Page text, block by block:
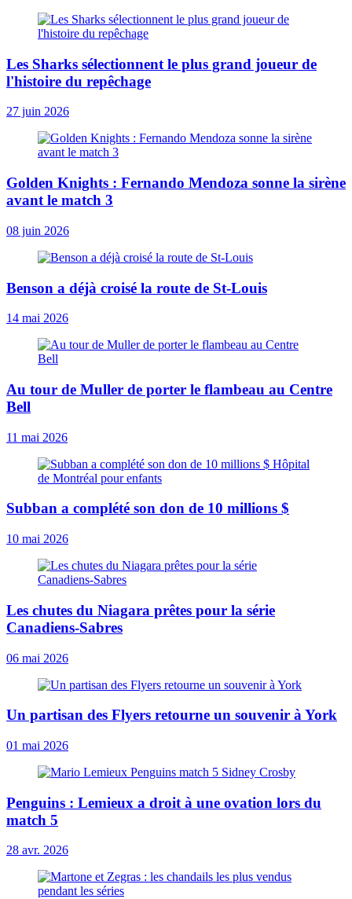
Les Sharks sélectionnent le plus grand joueur de
l'histoire du repêchage
27 juin 2026
Golden Knights : Fernando Mendoza sonne la sirène
avant le match 3
08 juin 2026
Benson a déjà croisé la route de St-Louis
14 mai 2026
Au tour de Muller de porter le flambeau au Centre
Bell
11 mai 2026
Subban a complété son don de 10 millions $
10 mai 2026
Les chutes du Niagara prêtes pour la série
Canadiens-Sabres
06 mai 2026
Un partisan des Flyers retourne un souvenir à York
01 mai 2026
Penguins : Lemieux a droit à une ovation lors du
match 5
28 avr. 2026